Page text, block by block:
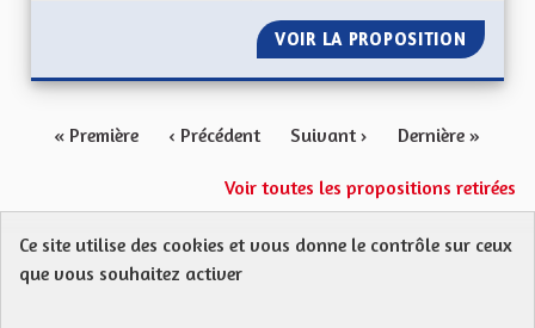
VOIR LA PROPOSITION
« Première ‹ Précédent Suivant › Dernière »
Voir toutes les propositions retirées
Protection des Données
Ce site utilise des cookies et vous donne le contrôle sur ceux
que vous souhaitez activer